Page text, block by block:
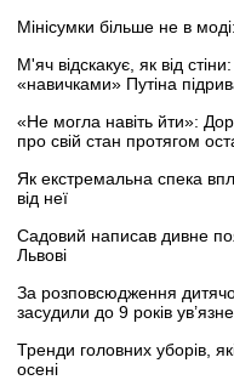
Мінісумки більше не в
М'яч відскакує, як від
«навичками» Путіна
«Не могла навіть йти»:
про свій стан протягом
Як екстремальна спека
від неї
Садовий написав дивне
Львові
За розповсюдження
засудили до 9 років
Тренди головних уборів,
осені